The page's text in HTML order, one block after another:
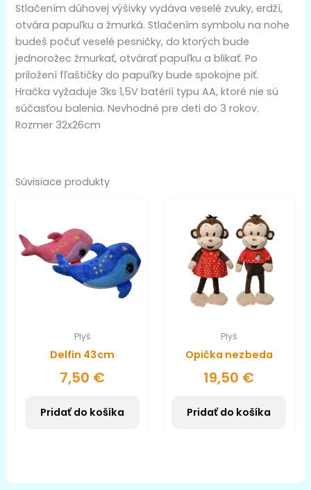
Stlačením dúhovej výšivky vydáva veselé zvuky, erdží,
otvára papuľku a žmurká. Stlačením symbolu na nohe
budeš počuť veselé pesničky, do ktorých bude
jednorožec žmurkať, otvárať papuľku a blikať. Po
priložení fľaštičky do papuľky bude spokojne piť.
Hračka vyžaduje 3ks 1,5V batérií typu AA, ktoré nie sú
súčasťou balenia. Nevhodné pre deti do 3 rokov.
Rozmer 32x26cm
Súvisiace produkty
Plyš
Delfín 43cm
7,50 €
Pridať do košíka
Plyš
Opička nezbeda
19,50 €
Pridať do košíka